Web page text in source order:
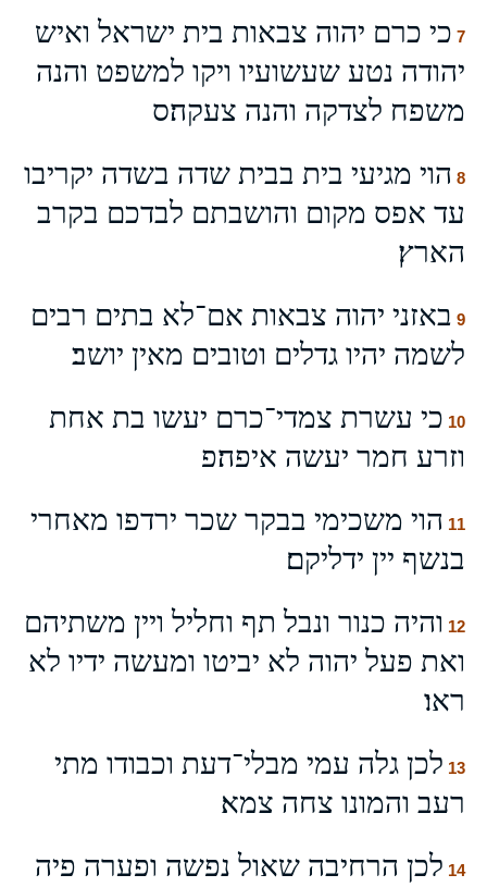
7 כי כרם יהוה צבאות בית ישראל ואיש
יהודה נטע שעשועיו ויקו למשפט והנה
משפח לצדקה והנה צעקה׃ס
8 הוי מגיעי בית בבית שדה בשדה יקריבו
עד אפס מקום והושבתם לבדכם בקרב
הארץ׃
9 באזני יהוה צבאות אם־לא בתים רבים
לשמה יהיו גדלים וטובים מאין יושב׃
10 כי עשרת צמדי־כרם יעשו בת אחת
וזרע חמר יעשה איפה׃פ
11 הוי משכימי בבקר שכר ירדפו מאחרי
בנשף יין ידליקם׃
12 והיה כנור ונבל תף וחליל ויין משתיהם
ואת פעל יהוה לא יביטו ומעשה ידיו לא
ראו׃
13 לכן גלה עמי מבלי־דעת וכבודו מתי
רעב והמונו צחה צמא׃
14 לכן הרחיבה שאול נפשה ופערה פיה